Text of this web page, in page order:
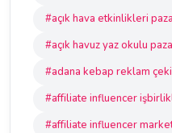
#açık hava etkinlikleri
#açık havuz yaz okulu
#adana kebap reklam
#affiliate influencer
#affiliate influencer